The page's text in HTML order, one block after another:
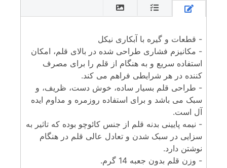
- قطعات و گیره با آبکاری نیکل
- مکانیزم فشاری طراحی شده در بالای قلم، امکان
استفاده سریع و به هنگام از قلم را برای مصرف
کننده در هر شرایطی فراهم می کند.
- طراحی قلم بسیار ساده، خوش دست، ظریف، و
سبک می باشد و برای استفاده روزمره و مداوم ایده
آل است.
- نیمه پایینی بدنه قلم از جنس کائوچو بوده که تاثیر به
سزایی در سبک شدن و تعادل عالی قلم در هنگام
نوشتن دارد.
- وزن قلم بدون جعبه 14 گرم.